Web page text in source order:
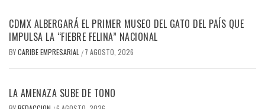
CDMX ALBERGARÁ EL PRIMER MUSEO DEL GATO DEL PAÍS QUE
IMPULSA LA “FIEBRE FELINA” NACIONAL
BYCARIBE EMPRESARIAL / 7 AGOSTO, 2026
LA AMENAZA SUBE DE TONO